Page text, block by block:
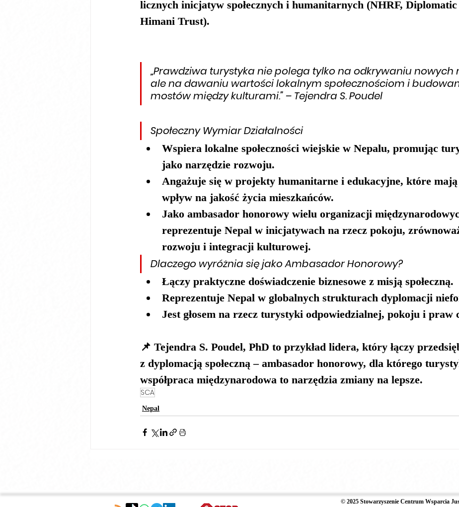
licznych inicjatyw społecznych i humanitarnych (NHRF,
Himani Trust).
„Prawdziwa turystyka nie polega tylko na odkrywaniu nowych
ale na dawaniu wartości lokalnym społecznościom i
mostów między kulturami.” – Tejendra S. Poudel
Społeczny Wymiar Działalności
Wspiera lokalne społeczności wiejskie w Nepalu, promując
jako narzędzie rozwoju.
Angażuje się w projekty humanitarne i edukacyjne, które
wpływ na jakość życia mieszkańców.
Jako ambasador honorowy wielu organizacji
reprezentuje Nepal w inicjatywach na rzecz pokoju,
rozwoju i integracji kulturowej.
Dlaczego wyróżnia się jako Ambasador Honorowy?
Łączy praktyczne doświadczenie biznesowe z misją społeczną.
Reprezentuje Nepal w globalnych strukturach dyplomacji
Jest głosem na rzecz turystyki odpowiedzialnej, pokoju i praw
📌 Tejendra S. Poudel, PhD to przykład lidera, który łączy
z dyplomacją społeczną – ambasador honorowy, dla którego
współpraca międzynarodowa to narzędzia zmiany na lepsze.
SCA
Nepal
© 2025 Stowarzyszenie Centrum Wsparcia